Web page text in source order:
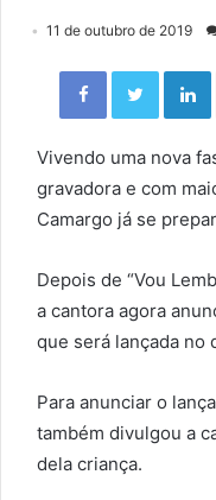
11 de outubro de 2019
Facebook Twitter
Vivendo uma nova
gravadora e com
Camargo já se
Depois de “Vou
a cantora agora
que será lançada no
Para anunciar o
também divulgou a
dela criança.